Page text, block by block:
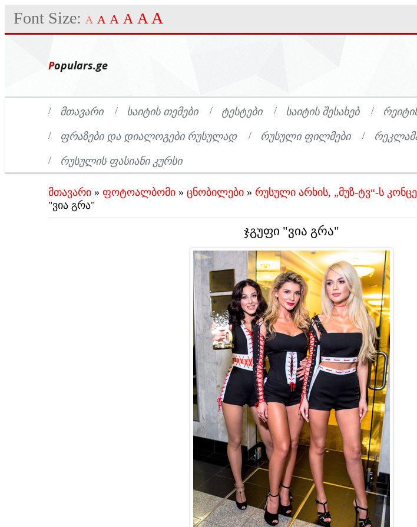
Font Size: A A A A A A
Populars.ge
ᲛᲗᲐᲕᲐᲠᲘ ᲡᲐᲘᲢᲘᲡ ᲗᲔᲛᲔᲑᲘ ᲢᲔᲡᲢᲔᲑᲘ ᲡᲐᲘᲢᲘᲡ ᲨᲔᲡᲐᲮᲔᲑ
ᲤᲠᲐᲖᲔᲑᲘ ᲓᲐ ᲓᲘᲐᲚᲝᲒᲔᲑᲘ ᲠᲣᲡᲣᲚᲐᲓ ᲠᲣᲡᲣᲚᲘ ᲤᲘᲚᲛᲔᲑᲘ
ᲠᲣᲡᲣᲚᲘᲡ ᲤᲐᲡᲘᲐᲜᲘ ᲙᲣᲠᲡᲘ
მთავარი » ფოტოალბომი » ცნობილები » რუსული არხის, „მუზ-ტვ“-ს
"ვია გრა"
ჯგუფი "ვია გრა"